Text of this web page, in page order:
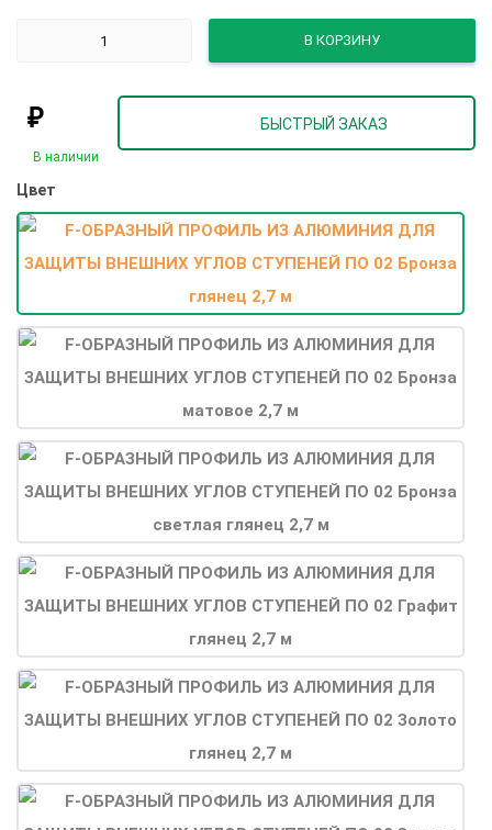
В КОРЗИНУ
₽ БЫСТРЫЙ ЗАКАЗ
В наличии
Цвет